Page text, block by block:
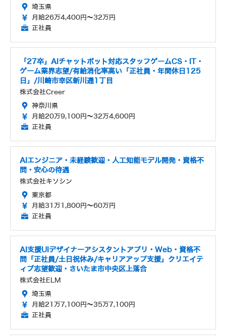
埼玉県
月給26万4,400円～32万円
正社員
「27卒」AIチャットボット対応スタッフゲームCS・IT・
ゲーム業界志望/有給消化率高い「正社員・年間休日125
日」/川崎市幸区新川通1丁目
株式会社Creer
神奈川県
月給20万9,100円～32万4,600円
正社員
AIエンジニア・未経験歓迎・人工知能モデル開発・資格不
問・安心の待遇
株式会社キソシン
東京都
月給31万1,800円～60万円
正社員
AI支援UIデザイナーアシスタントアプリ・Web・資格不
問「正社員/土日祝休み/キャリアアップ支援」クリエイテ
ィブ志望歓迎・さいたま市中央区上落合
株式会社ELM
埼玉県
月給21万7,100円～35万7,100円
正社員